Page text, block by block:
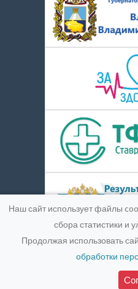
Medpic LLC.
25
Наш сайт использует файлы
сбора статистики и
Продолжая использовать
обработки